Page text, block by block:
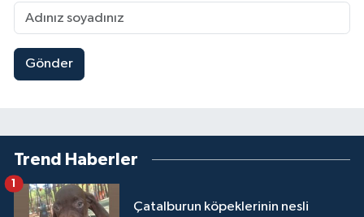
Gönder
Trend Haberler
Çatalburun köpeklerinin nesli
1